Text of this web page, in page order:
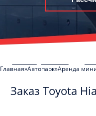
Главная Автопарк Аренда
Заказ Toyota